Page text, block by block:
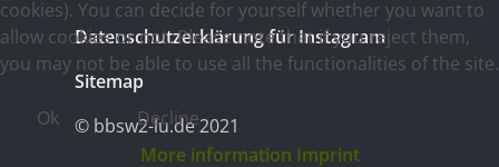
Datenschutzerklärung für Instagram
Sitemap
© bbsw2-lu.de 2021
cookies). You can decide for yourself whether you want to
allow cookies or not. Please note that if you reject them,
you may not be able to use all the functionalities of the site.
Ok
Decline
More information Imprint